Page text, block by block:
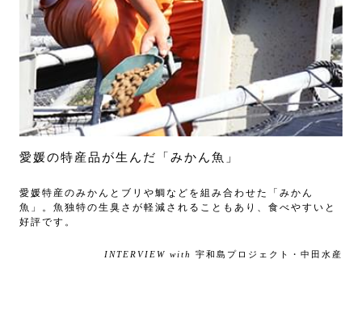
愛媛の特産品が生んだ「みかん魚」
愛媛特産のみかんとブリや鯛などを組み合わせた「みかん
魚」。魚独特の生臭さが軽減されることもあり、食べやすいと
好評です。
INTERVIEW with 宇和島プロジェクト・中田水産